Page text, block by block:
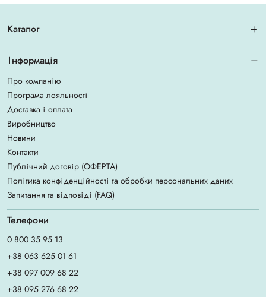
Каталог
Інформація
Про компанію
Програма лояльності
Доставка і оплата
Виробництво
Новини
Контакти
Публічний договір (ОФЕРТА)
Політика конфіденційності та обробки персональних даних
Запитання та відповіді (FAQ)
Телефони
0 800 35 95 13
+38 063 625 01 61
+38 097 009 68 22
+38 095 276 68 22